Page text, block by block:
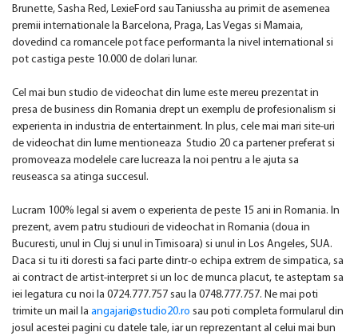
Brunette, Sasha Red, LexieFord sau Taniussha au primit de asemenea
premii internationale la Barcelona, Praga, Las Vegas si Mamaia,
dovedind ca romancele pot face performanta la nivel international si
pot castiga peste 10.000 de dolari lunar.
Cel mai bun studio de videochat din lume este mereu prezentat in
presa de business din Romania drept un exemplu de profesionalism si
experienta in industria de entertainment. In plus, cele mai mari site-uri
de videochat din lume mentioneaza Studio 20 ca partener preferat si
promoveaza modelele care lucreaza la noi pentru a le ajuta sa
reuseasca sa atinga succesul.
Lucram 100% legal si avem o experienta de peste 15 ani in Romania. In
prezent, avem patru studiouri de videochat in Romania (doua in
Bucuresti, unul in Cluj si unul in Timisoara) si unul in Los Angeles, SUA.
Daca si tu iti doresti sa faci parte dintr-o echipa extrem de simpatica, sa
ai contract de artist-interpret si un loc de munca placut, te asteptam sa
iei legatura cu noi la 0724.777.757 sau la 0748.777.757. Ne mai poti
trimite un mail la angajari@studio20.ro sau poti completa formularul din
josul acestei pagini cu datele tale, iar un reprezentant al celui mai bun